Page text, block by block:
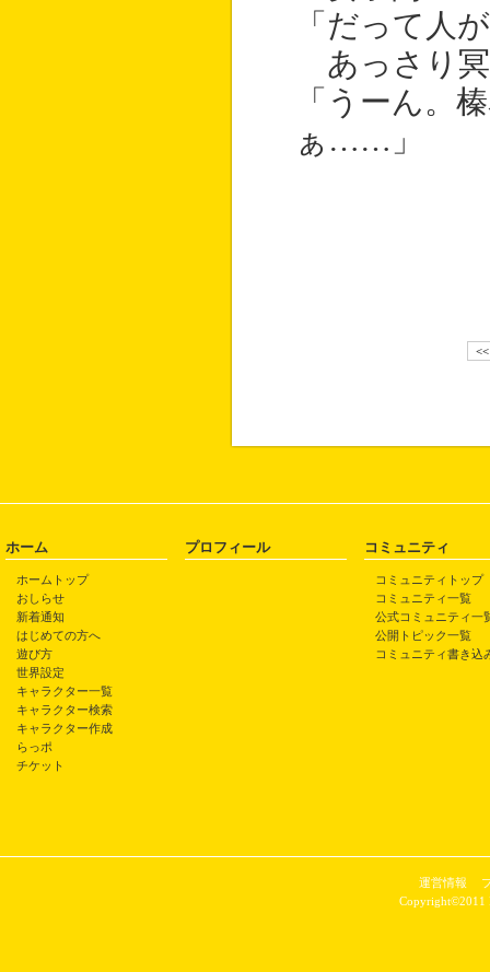
「だって人
あっさり
「うーん。
ぁ……」
ホーム
ホームトップ
おしらせ
新着通知
はじめての方へ
遊び方
世界設定
キャラクター一覧
キャラクター検索
キャラクター作成
らっポ
チケット
プロフィール コミュニティ
コミュニティトップ
コミュニティ一覧
公式コミュニティ一
公開トピック一覧
コミュニティ書き込
運営情報
Copyright©2011